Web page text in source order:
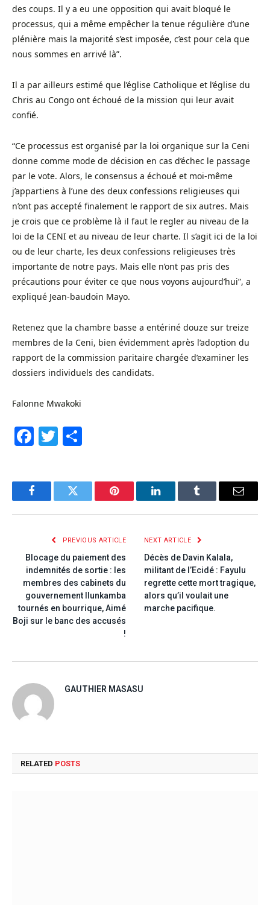
des coups. Il y a eu une opposition qui avait bloqué le
processus, qui a même empêcher la tenue régulière d’une
plénière mais la majorité s’est imposée, c’est pour cela que
nous sommes en arrivé là”.
Il a par ailleurs estimé que l’église Catholique et l’église du
Chris au Congo ont échoué de la mission qui leur avait
confié.
“Ce processus est organisé par la loi organique sur la Ceni
donne comme mode de décision en cas d’échec le passage
par le vote. Alors, le consensus a échoué et moi-même
j’appartiens à l’une des deux confessions religieuses qui
n’ont pas accepté finalement le rapport de six autres. Mais
je crois que ce problème là il faut le regler au niveau de la
loi de la CENI et au niveau de leur charte. Il s’agit ici de la loi
ou de leur charte, les deux confessions religieuses très
importante de notre pays. Mais elle n’ont pas pris des
précautions pour éviter ce que nous voyons aujourd’hui”, a
expliqué Jean-baudoin Mayo.
Retenez que la chambre basse a entériné douze sur treize
membres de la Ceni, bien évidemment après l’adoption du
rapport de la commission paritaire chargée d’examiner les
dossiers individuels des candidats.
Falonne Mwakoki
Facebook
Twitter
FacebookTwitter Pinterest LinkedInTumblr Email
PREVIOUS ARTICLE
Blocage du paiement des
indemnités de sortie : les
membres des cabinets du
gouvernement Ilunkamba
tournés en bourrique, Aimé
Boji sur le banc des accusés
!
NEXT ARTICLE
Décès de Davin Kalala,
militant de l’Ecidé : Fayulu
regrette cette mort tragique,
alors qu’il voulait une
marche pacifique.
GAUTHIER MASASU
RELATED POSTS